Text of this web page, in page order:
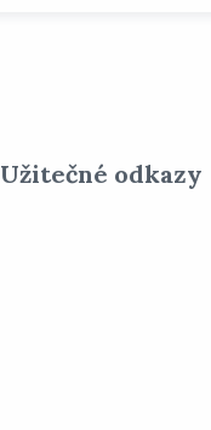
Užitečné odkazy